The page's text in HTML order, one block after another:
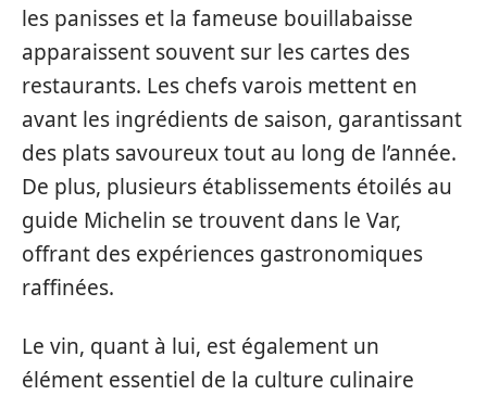
les panisses et la fameuse bouillabaisse
apparaissent souvent sur les cartes des
restaurants. Les chefs varois mettent en
avant les ingrédients de saison, garantissant
des plats savoureux tout au long de l’année.
De plus, plusieurs établissements étoilés au
guide Michelin se trouvent dans le Var,
offrant des expériences gastronomiques
raffinées.
Le vin, quant à lui, est également un
élément essentiel de la culture culinaire